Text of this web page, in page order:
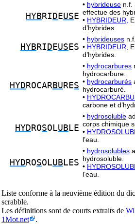
HYB RI D EUS E
• hybrideuse n.f.
effectue des
• HYBRIDEUR,
d’hybrides.
HYB RI D EUS ES
• hybrideuses
• HYBRIDEUR,
d’hybrides.
HYD ROCARBU RES
• hydrocarbures
hydrocarbure.
• hydrocarburés
hydrocarburé.
•
carbone et
HYD ROSOLUB LE
• hydrosoluble
corps chimique
•
l’eau.
HYD ROSOLUB LES
• hydrosolubles
hydrosoluble.
•
l’eau.
Liste conforme à la neuvième édition du
scrabble.
Les définitions sont de courts extraits de
1Mot.net
.